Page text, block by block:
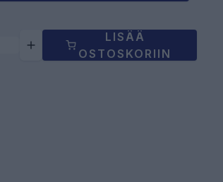
LISÄÄ
OSTOSKORIIN